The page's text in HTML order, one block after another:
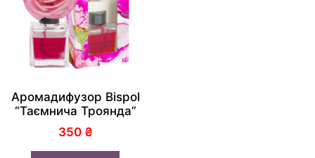
Аромадифузор Bispol
“Таємнича Троянда”
350 ₴